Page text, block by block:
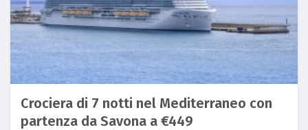
Crociera di 7 notti nel Mediterraneo con
partenza da Savona a €449